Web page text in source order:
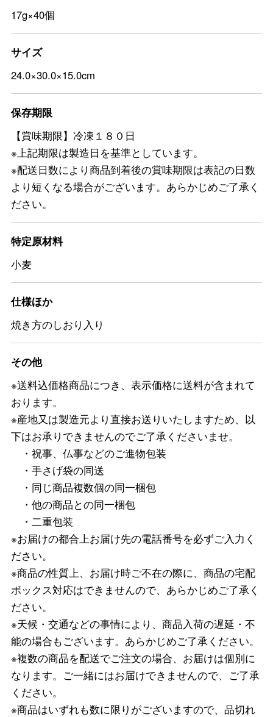
17g×40個
サイズ
24.0×30.0×15.0cm
保存期限
【賞味期限】冷凍１８０日
※上記期限は製造日を基準としています。
※配送日数により商品到着後の賞味期限は表記の日数
より短くなる場合がございます。あらかじめご了承く
ださい。
特定原材料
小麦
仕様ほか
焼き方のしおり入り
その他
※送料込価格商品につき、表示価格に送料が含まれて
おります。
※産地又は製造元より直接お送りいたしますため、以
下はお承りできませんのでご了承くださいませ。
・祝事、仏事などのご進物包装
・手さげ袋の同送
・同じ商品複数個の同一梱包
・他の商品との同一梱包
・二重包装
※お届けの都合上お届け先の電話番号を必ずご入力く
ださい。
※商品の性質上、お届け時ご不在の際に、商品の宅配
ボックス対応はできませんので、あらかじめご了承く
ださい。
※天候・交通などの事情により、商品入荷の遅延・不
能の場合もございます。あらかじめご了承ください。
※複数の商品を配送でご注文の場合、お届けは個別に
なります。ご一緒にはお届けできませんので、ご了承
ください。
※商品はいずれも数に限りがございますので、品切れ